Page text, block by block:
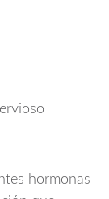
hormonas